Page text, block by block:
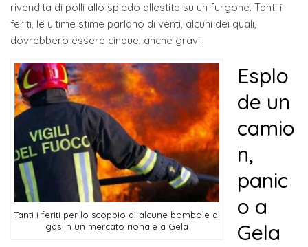
rivendita di polli allo spiedo allestita su un furgone. Tanti i
feriti, le ultime stime parlano di venti, alcuni dei quali,
dovrebbero essere cinque, anche gravi.
Tanti i feriti per lo scoppio di alcune bombole di
gas in un mercato rionale a Gela
Esplo
de un
camio
n,
panic
o a
Gela